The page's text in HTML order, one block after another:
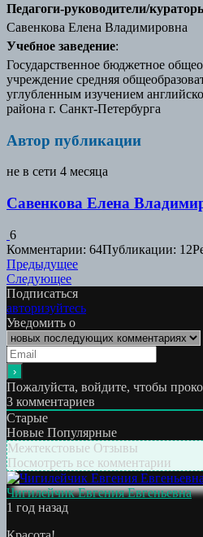
Педагоги-руководители/
Савенкова Елена Владимировна
Учебное заведение:
Государственное бюджетное
учреждение средняя
углубленным изучением
района г. Санкт-Петербурга
Автор публикации
не в сети 4 месяца
Савенкова Елена
6
Комментарии: 64Публикации: 12
Навигация
по
записям
ПредыдущееПредыдущая
СледующееСледующая
работа:
Подписаться
авторизуйтесь
Уведомить о
Пожалуйста, войдите, чтобы
3 комментариев
Старые
Новые Популярные
Межтекстовые Отзывы
Посмотреть все комментарии
Чигилейчик Евгения Евгеньевна
1 год назад